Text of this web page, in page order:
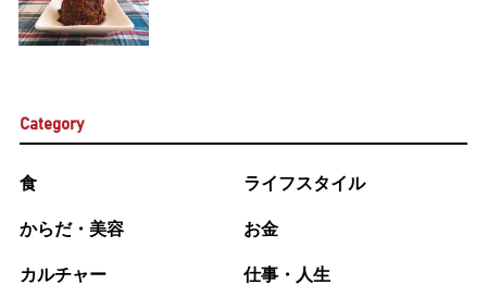
Category
食 ライフスタイル
からだ・美容 お金
カルチャー 仕事・人生